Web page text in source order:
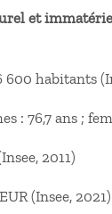
et
habitants
: 76,7 ans ;
2011)
(Insee,